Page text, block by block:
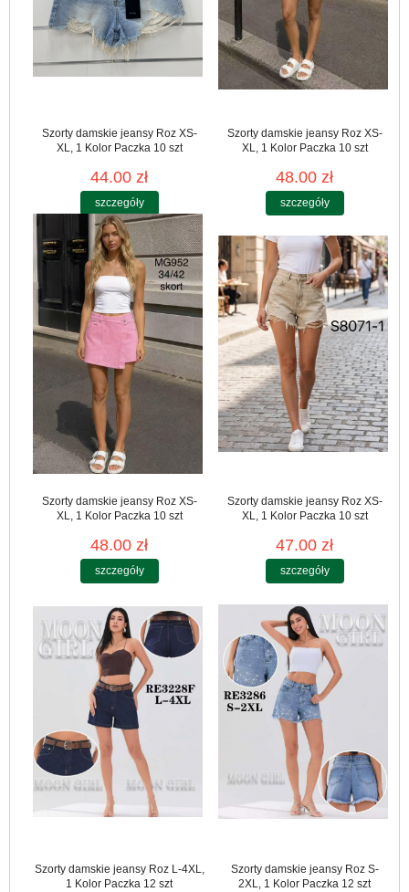
Szorty damskie jeansy Roz XS-
XL, 1 Kolor Paczka 10 szt
44.00 zł
szczegóły
Szorty damskie jeansy Roz XS-
XL, 1 Kolor Paczka 10 szt
48.00 zł
szczegóły
Szorty damskie jeansy Roz XS-
XL, 1 Kolor Paczka 10 szt
48.00 zł
szczegóły
Szorty damskie jeansy Roz XS-
XL, 1 Kolor Paczka 10 szt
47.00 zł
szczegóły
Szorty damskie jeansy Roz L-4XL,
1 Kolor Paczka 12 szt
Szorty damskie jeansy Roz S-
2XL, 1 Kolor Paczka 12 szt